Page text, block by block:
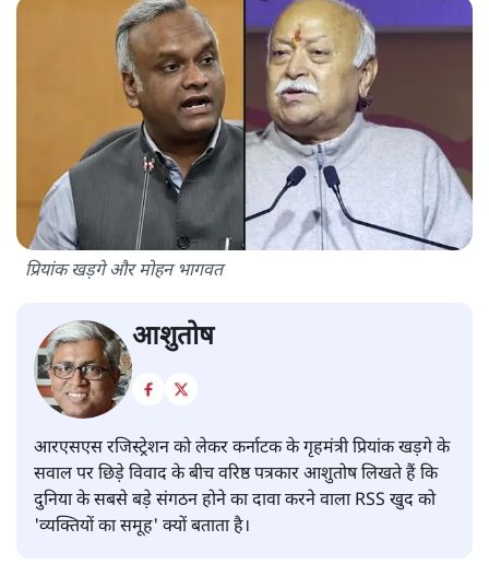
प्रियांक खड़गे और मोहन भागवत
आशुतोष
आरएसएस रजिस्ट्रेशन को लेकर कर्नाटक के गृहमंत्री प्रियांक खड़गे के
सवाल पर छिड़े विवाद के बीच वरिष्ठ पत्रकार आशुतोष लिखते हैं कि
दुनिया के सबसे बड़े संगठन होने का दावा करने वाला RSS खुद को
'व्यक्तियों का समूह' क्यों बताता है।